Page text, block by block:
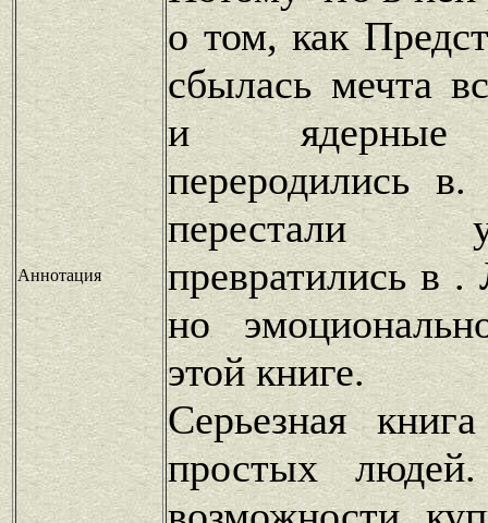
Аннотация
о том, как
сбылась мечта
и ядерные
переродились
перестали
превратились в
но
этой книге.
Серьезная
простых